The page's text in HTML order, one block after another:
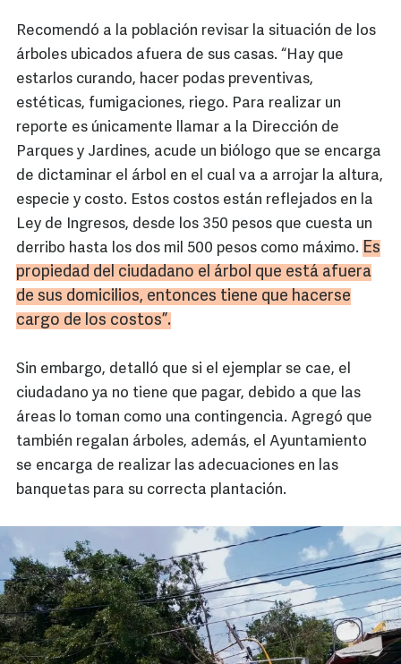
Recomendó a la población revisar la situación de los
árboles ubicados afuera de sus casas. “Hay que
estarlos curando, hacer podas preventivas,
estéticas, fumigaciones, riego. Para realizar un
reporte es únicamente llamar a la Dirección de
Parques y Jardines, acude un biólogo que se encarga
de dictaminar el árbol en el cual va a arrojar la altura,
especie y costo. Estos costos están reflejados en la
Ley de Ingresos, desde los 350 pesos que cuesta un
derribo hasta los dos mil 500 pesos como máximo. Es
propiedad del ciudadano el árbol que está afuera
de sus domicilios, entonces tiene que hacerse
cargo de los costos”.
Sin embargo, detalló que si el ejemplar se cae, el
ciudadano ya no tiene que pagar, debido a que las
áreas lo toman como una contingencia. Agregó que
también regalan árboles, además, el Ayuntamiento
se encarga de realizar las adecuaciones en las
banquetas para su correcta plantación.